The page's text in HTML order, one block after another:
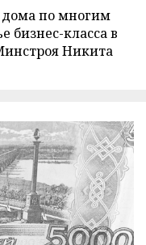
дома по многим
бизнес-класса в
Никита